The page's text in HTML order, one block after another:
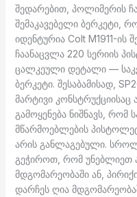
შედარებით, პოლიმერის
შემაკავებელი ბერკეტი,
იდენტურია Colt M1911-ის
ჩაანაცვლა 220 სერიის
ცალკეული დეტალი —
ბერკეტი. შესაბამისად,
მარტივი
გამოყენება ნიშნავს, რომ
მწარმოებლების
არის განლაგებული.
გეჭიროთ, რომ უნებლიეთ
მდგომარეობაში ან,
დარჩეს ღია